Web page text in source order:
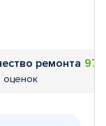
ремонта
оценок